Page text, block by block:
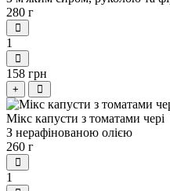
280 г
1
158 грн
+
Мікс капусти з томатами чері
З нерафінованою олією
260 г
1